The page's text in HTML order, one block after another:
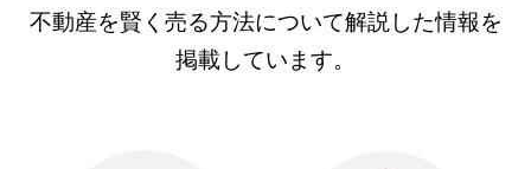
不動産を賢く売る方法について解説した情報を
掲載しています。